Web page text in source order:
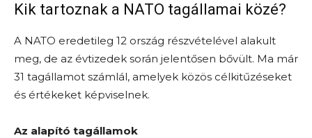
Kik tartoznak a NATO tagállamai közé?
A NATO eredetileg 12 ország részvételével alakult
meg, de az évtizedek során jelentősen bővült. Ma már
31 tagállamot számlál, amelyek közös célkitűzéseket
és értékeket képviselnek.
Az alapító tagállamok